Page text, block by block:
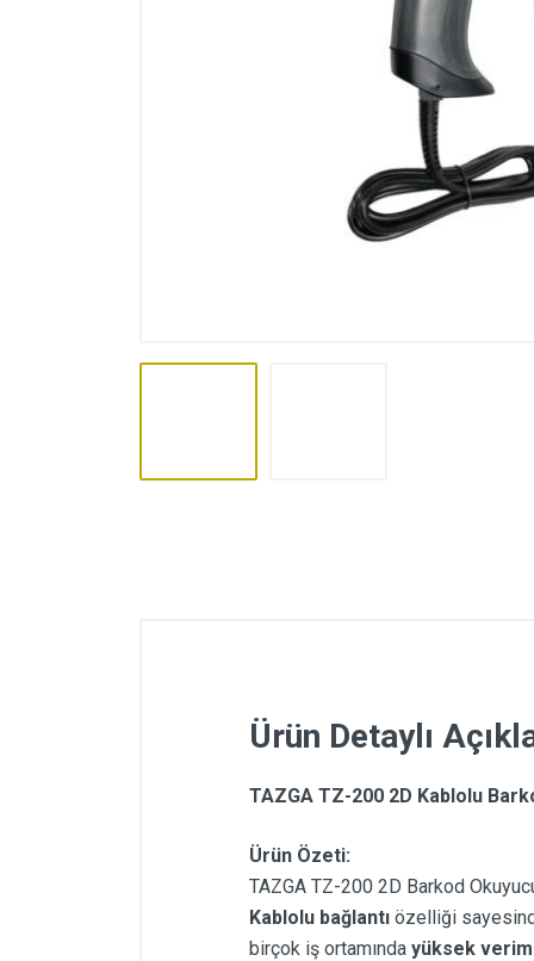
Ürün Detaylı
TAZGA TZ-200 2D Kablolu
Ürün Özeti:
TAZGA TZ-200 2D Barkod
Kablolu bağlantı özelliği
birçok iş ortamında yüksek